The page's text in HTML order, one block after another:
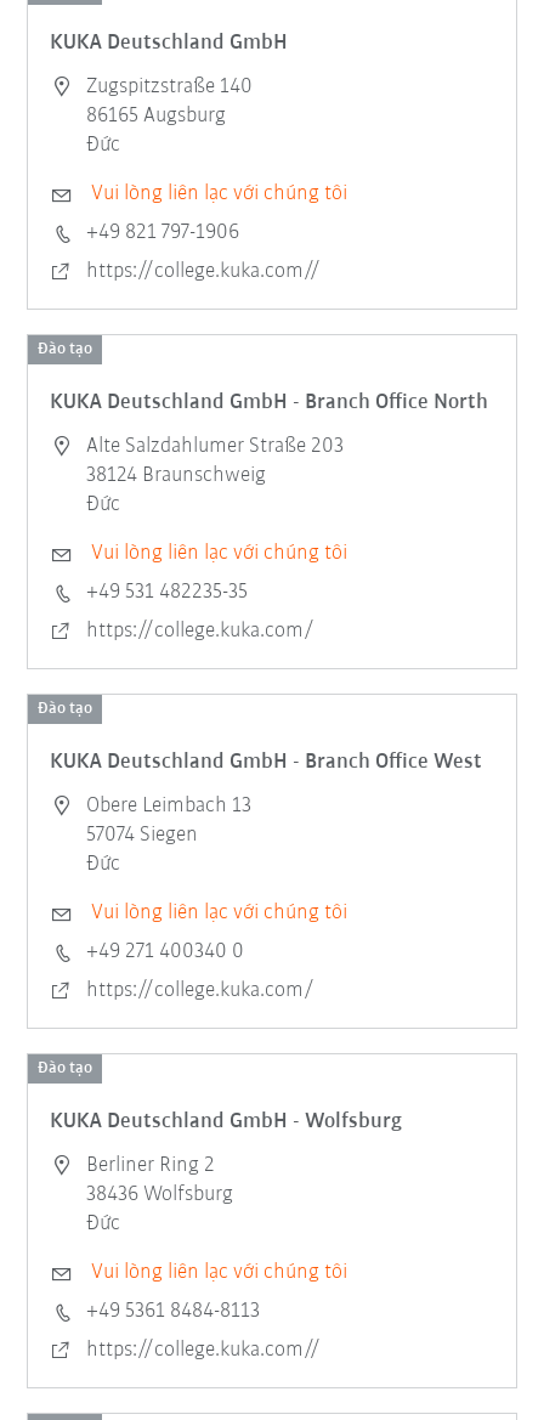
KUKA Deutschland GmbH
Zugspitzstraße 140
86165 Augsburg
Đức
Vui lòng liên lạc với chúng tôi
+49 821 797-1906
https://college.kuka.com//
Đào tạo
KUKA Deutschland GmbH - Branch Office North
Alte Salzdahlumer Straße 203
38124 Braunschweig
Đức
Vui lòng liên lạc với chúng tôi
+49 531 482235-35
https://college.kuka.com/
Đào tạo
KUKA Deutschland GmbH - Branch Office West
Obere Leimbach 13
57074 Siegen
Đức
Vui lòng liên lạc với chúng tôi
+49 271 400340 0
https://college.kuka.com/
Đào tạo
KUKA Deutschland GmbH - Wolfsburg
Berliner Ring 2
38436 Wolfsburg
Đức
Vui lòng liên lạc với chúng tôi
+49 5361 8484-8113
https://college.kuka.com//